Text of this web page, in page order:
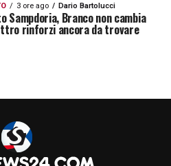
3 ore ago Dario Bartolucci
Sampdoria, Branco non cambia
rinforzi ancora da trovare